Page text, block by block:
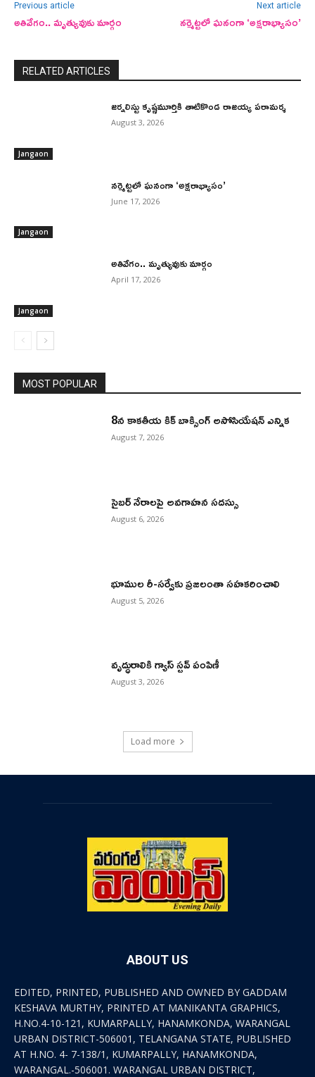
Previous article
అతివేగం.. మృత్యువుకు మార్గం
Next article
నర్మెట్టలో ఘనంగా ‘అక్షరాభ్యాసం’
RELATED ARTICLES
Jangaon
జర్నలిస్టు కృష్ణమూర్తికి తాటికొండ రాజయ్య పరామర్శ
August 3, 2026
Jangaon
నర్మెట్టలో ఘనంగా ‘అక్షరాభ్యాసం’
June 17, 2026
Jangaon
అతివేగం.. మృత్యువుకు మార్గం
April 17, 2026
MOST POPULAR
8న కాకతీయ కిక్ బాక్సింగ్ అసోసియేషన్ ఎన్నిక
August 7, 2026
సైబర్ నేరాలపై అవగాహన సదస్సు
August 6, 2026
భూముల రీ-సర్వేకు ప్రజలంతా సహకరించాలి
August 5, 2026
వృద్ధురాలికి గ్యాస్ స్టవ్ పంపిణీ
August 3, 2026
Load more
ABOUT US
EDITED, PRINTED, PUBLISHED AND OWNED BY GADDAM
KESHAVA MURTHY, PRINTED AT MANIKANTA GRAPHICS,
H.NO.4-10-121, KUMARPALLY, HANAMKONDA, WARANGAL
URBAN DISTRICT-506001, TELANGANA STATE, PUBLISHED
AT H.NO. 4- 7-138/1, KUMARPALLY, HANAMKONDA,
WARANGAL.-506001. WARANGAL URBAN DISTRICT,